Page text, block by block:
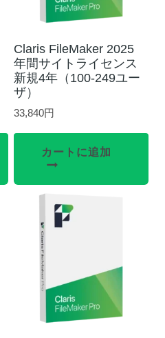
Claris FileMaker 2025
年間サイトライセンス
新規4年（100-249ユー
ザ）
33,840円
カートに追加